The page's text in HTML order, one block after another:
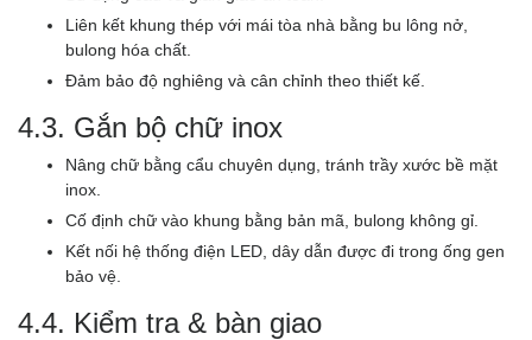
Liên kết khung thép với mái tòa nhà bằng bu lông nở,
bulong hóa chất.
Đảm bảo độ nghiêng và cân chỉnh theo thiết kế.
4.3. Gắn bộ chữ inox
Nâng chữ bằng cẩu chuyên dụng, tránh trầy xước bề mặt
inox.
Cố định chữ vào khung bằng bản mã, bulong không gỉ.
Kết nối hệ thống điện LED, dây dẫn được đi trong ống gen
bảo vệ.
4.4. Kiểm tra & bàn giao